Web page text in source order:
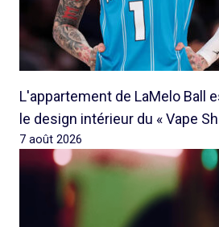
L'appartement de LaMelo Ball
le design intérieur du « Vape
7 août 2026